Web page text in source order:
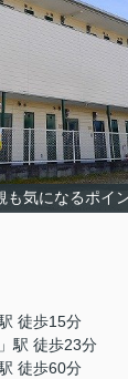
も気になるポイ
徒歩15分
」駅 徒歩23分
徒歩60分